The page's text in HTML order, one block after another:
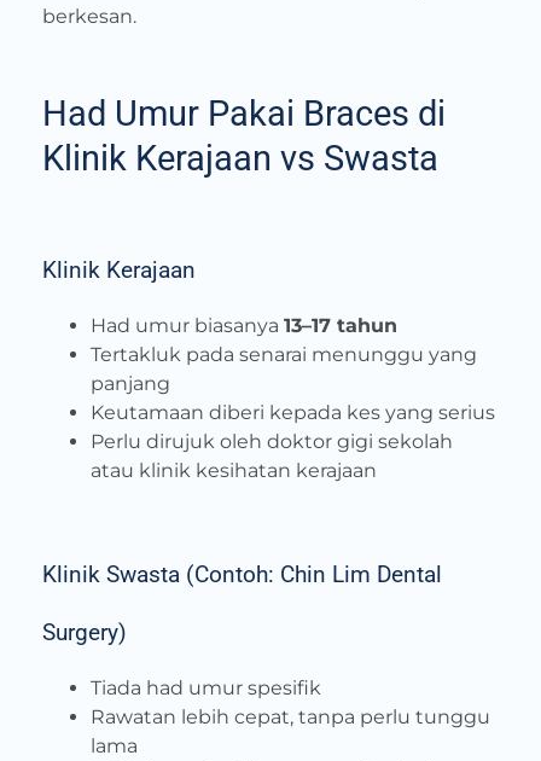
berkesan.
Had Umur Pakai Braces di
Klinik Kerajaan vs Swasta
Klinik Kerajaan
Had umur biasanya 13–17 tahun
Tertakluk pada senarai menunggu yang
panjang
Keutamaan diberi kepada kes yang serius
Perlu dirujuk oleh doktor gigi sekolah
atau klinik kesihatan kerajaan
Klinik Swasta (Contoh: Chin Lim Dental
Surgery)
Tiada had umur spesifik
Rawatan lebih cepat, tanpa perlu tunggu
lama